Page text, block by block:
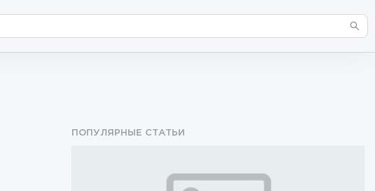
ПОПУЛЯРНЫЕ СТАТЬИ